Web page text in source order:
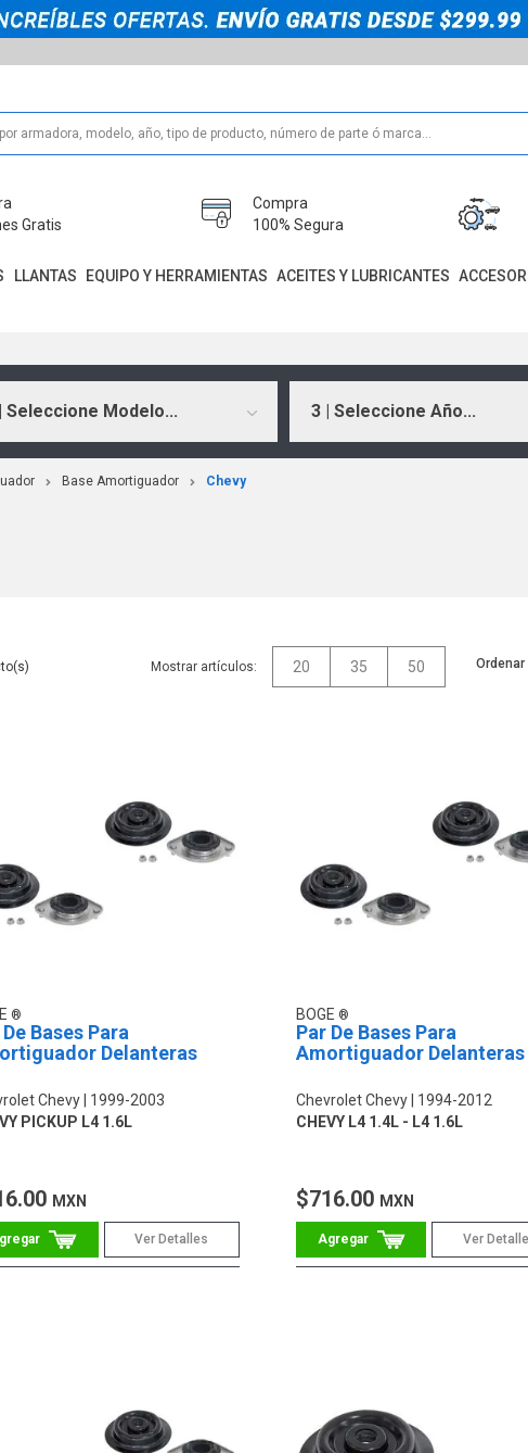
Gratis
Compra
100% Segura
LLANTAS EQUIPO Y HERRAMIENTAS ACEITES Y LUBRICANTES
Seleccione Modelo... 3 | Seleccione Año...
Base Amortiguador Chevy
Mostrar artículos: 20 35 50 Ordenar
Bases Para
Delanteras
Chevy
1999-2003
PICKUP L4 1.6L
MXN
Ver Detalles
BOGE
Par De Bases Para
Amortiguador Delanteras
Chevrolet Chevy
1994-2012
CHEVY L4 1.4L - L4 1.6L
$716.00 MXN
Ver